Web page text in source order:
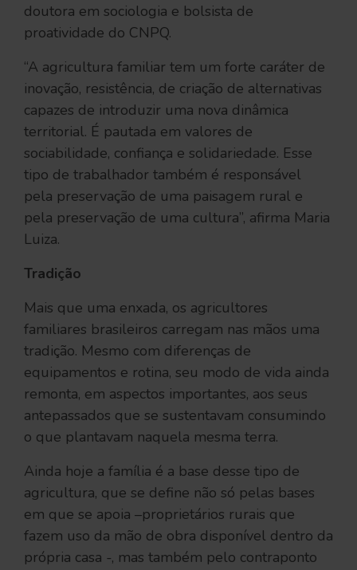
doutora em sociologia e bolsista de
proatividade do CNPQ.
“A agricultura familiar tem um forte caráter de
inovação, resistência, de criação de alternativas
capazes de introduzir uma nova dinâmica
territorial. É pautada em valores de
sociabilidade, confiança e solidariedade. Esse
tipo de trabalhador também é responsável
pela preservação de uma paisagem rural e
pela preservação de uma cultura”, afirma Maria
Luiza.
Tradição
Mais que uma enxada, os agricultores
familiares brasileiros carregam nas mãos uma
tradição. Mesmo com diferenças de
equipamentos e rotina, seu modo de vida ainda
remonta, em aspectos importantes, aos seus
antepassados que se sustentavam consumindo
o que plantavam naquela mesma terra.
Ainda hoje a família é a base desse tipo de
agricultura, que se define não só pelas bases
em que se apoia –proprietários rurais que
fazem uso da mão de obra disponível dentro da
própria casa -, mas também pelo contraponto